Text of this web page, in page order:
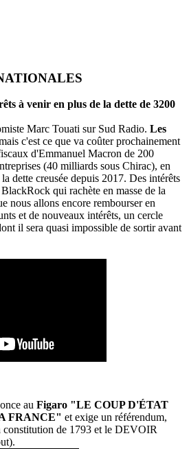
à venir en plus de la dette de 3200
Marc Touati sur Sud Radio. Les
c'est ce que va coûter prochainement
d'Emmanuel Macron de 200
(40 milliards sous Chirac), en
dette creusée depuis 2017. Des intérêts
qui rachète en masse de la
nous allons encore rembourser en
et de nouveaux intérêts, un cercle
il sera quasi impossible de sortir avant
au Figaro "LE COUP D'ÉTAT
FRANCE" et exige un référendum,
constitution de 1793 et le DEVOIR